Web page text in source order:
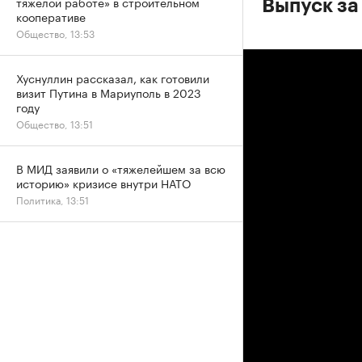
Выпуск
кооперативе
Общество, 13:53
Хуснуллин рассказал, как готовили
визит Путина в Мариуполь в 2023
году
Общество, 13:51
В МИД заявили о «тяжелейшем за всю
историю» кризисе внутри НАТО
Политика, 13:51